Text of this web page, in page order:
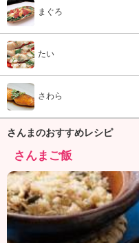
まぐろ
たい
さわら
さんまのおすすめレシピ
さんまご飯